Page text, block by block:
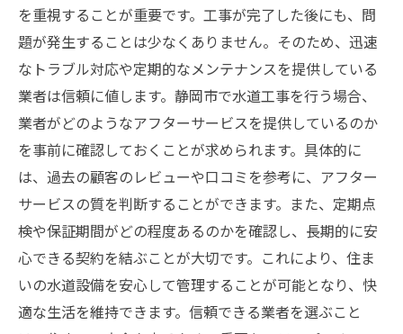
を重視することが重要です。工事が完了した後にも、問
題が発生することは少なくありません。そのため、迅速
なトラブル対応や定期的なメンテナンスを提供している
業者は信頼に値します。静岡市で水道工事を行う場合、
業者がどのようなアフターサービスを提供しているのか
を事前に確認しておくことが求められます。具体的に
は、過去の顧客のレビューや口コミを参考に、アフター
サービスの質を判断することができます。また、定期点
検や保証期間がどの程度あるのかを確認し、長期的に安
心できる契約を結ぶことが大切です。これにより、住ま
いの水道設備を安心して管理することが可能となり、快
適な生活を維持できます。信頼できる業者を選ぶこと